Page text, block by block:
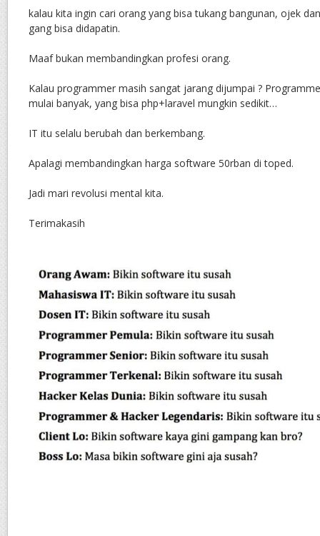
kalau kita ingin cari orang yang bisa tukang bangunan, ojek
gang bisa didapatin.
Maaf bukan membandingkan profesi orang.
Kalau programmer masih sangat jarang dijumpai ?
mulai banyak, yang bisa php+laravel mungkin sedikit…
IT itu selalu berubah dan berkembang.
Apalagi membandingkan harga software 50rban di toped.
Jadi mari revolusi mental kita.
Terimakasih